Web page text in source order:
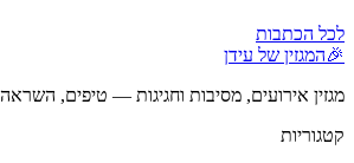
לכל הכתבות
🎉המגזין של עידן
מגזין אירועים, מסיבות וחגיגות — טיפים,
קטגוריות